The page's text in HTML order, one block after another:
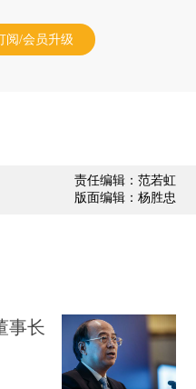
阅/会员升级
责任编辑：范若虹
版面编辑：杨胜忠
事长